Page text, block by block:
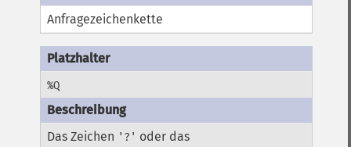
Anfragezeichenkette
%Q
Das Zeichen '?' oder das